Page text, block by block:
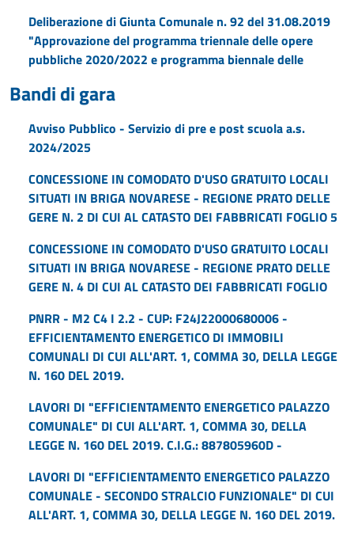
Deliberazione di Giunta Comunale n. 92 del 31.08.2019
"Approvazione del programma triennale delle opere
pubbliche 2020/2022 e programma biennale delle
Bandi di gara
Avviso Pubblico - Servizio di pre e post scuola a.s.
2024/2025
CONCESSIONE IN COMODATO D'USO GRATUITO LOCALI
SITUATI IN BRIGA NOVARESE - REGIONE PRATO DELLE
GERE N. 2 DI CUI AL CATASTO DEI FABBRICATI FOGLIO 5
CONCESSIONE IN COMODATO D'USO GRATUITO LOCALI
SITUATI IN BRIGA NOVARESE - REGIONE PRATO DELLE
GERE N. 4 DI CUI AL CATASTO DEI FABBRICATI FOGLIO
PNRR - M2 C4 I 2.2 - CUP: F24J22000680006 -
EFFICIENTAMENTO ENERGETICO DI IMMOBILI
COMUNALI DI CUI ALL'ART. 1, COMMA 30, DELLA LEGGE
N. 160 DEL 2019.
LAVORI DI "EFFICIENTAMENTO ENERGETICO PALAZZO
COMUNALE" DI CUI ALL'ART. 1, COMMA 30, DELLA
LEGGE N. 160 DEL 2019. C.I.G.: 887805960D -
LAVORI DI "EFFICIENTAMENTO ENERGETICO PALAZZO
COMUNALE - SECONDO STRALCIO FUNZIONALE" DI CUI
ALL'ART. 1, COMMA 30, DELLA LEGGE N. 160 DEL 2019.